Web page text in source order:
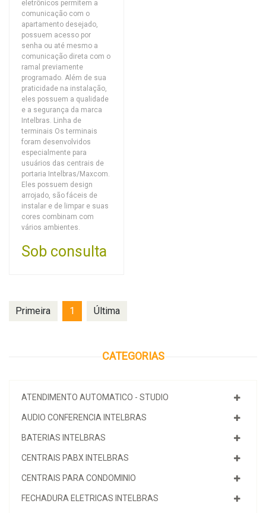
CATEGORIAS
ATENDIMENTO AUTOMATICO - STUDIO
AUDIO CONFERENCIA INTELBRAS
BATERIAS INTELBRAS
CENTRAIS PABX INTELBRAS
CENTRAIS PARA CONDOMINIO
FECHADURA ELETRICAS INTELBRAS
eletrônicos permitem a
comunicação com o
apartamento desejado,
possuem acesso por
senha ou até mesmo a
comunicação direta com o
ramal previamente
programado. Além de sua
praticidade na instalação,
eles possuem a qualidade
e a segurança da marca
Intelbras. Linha de
terminais Os terminais
foram desenvolvidos
especialmente para
usuários das centrais de
portaria Intelbras/Maxcom.
Eles possuem design
arrojado, são fáceis de
instalar e de limpar e suas
cores combinam com
vários ambientes.
Sob consulta
Primeira 1 Última